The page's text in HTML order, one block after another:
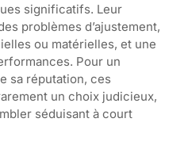
significatifs. Leur
problèmes d’ajustement,
ou matérielles, et une
Pour un
sa réputation, ces
un choix judicieux,
séduisant à court